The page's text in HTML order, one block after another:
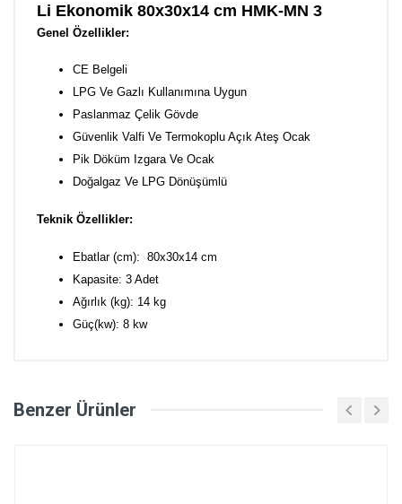
Li Ekonomik 80x30x14 cm HMK-MN 3
Genel Özellikler:
CE Belgeli
LPG Ve Gazlı Kullanımına Uygun
Paslanmaz Çelik Gövde
Güvenlik Valfi Ve Termokoplu Açık Ateş Ocak
Pik Döküm Izgara Ve Ocak
Doğalgaz Ve LPG Dönüşümlü
Teknik Özellikler:
Ebatlar (cm): 80x30x14 cm
Kapasite: 3 Adet
Ağırlık (kg): 14 kg
Güç(kw): 8 kw
Benzer Ürünler